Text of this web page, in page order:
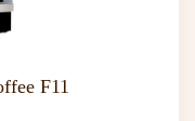
F11